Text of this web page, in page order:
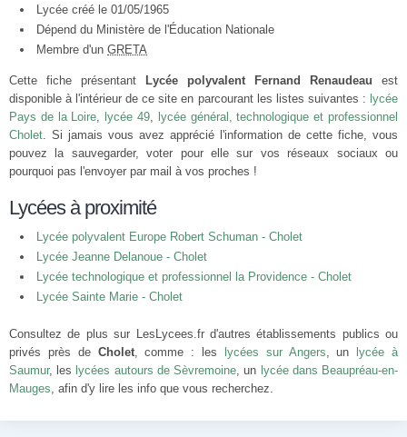
Lycée créé le 01/05/1965
Dépend du Ministère de l'Éducation Nationale
Membre d'un GRETA
Cette fiche présentant Lycée polyvalent Fernand Renaudeau est
disponible à l'intérieur de ce site en parcourant les listes suivantes : lycée
Pays de la Loire, lycée 49, lycée général, technologique et professionnel
Cholet. Si jamais vous avez apprécié l'information de cette fiche, vous
pouvez la sauvegarder, voter pour elle sur vos réseaux sociaux ou
pourquoi pas l'envoyer par mail à vos proches !
Lycées à proximité
Lycée polyvalent Europe Robert Schuman - Cholet
Lycée Jeanne Delanoue - Cholet
Lycée technologique et professionnel la Providence - Cholet
Lycée Sainte Marie - Cholet
Consultez de plus sur LesLycees.fr d'autres établissements publics ou
privés près de Cholet, comme : les lycées sur Angers, un
lycée à
Saumur, les lycées autours de Sèvremoine, un lycée dans Beaupréau-en-
Mauges, afin d'y lire les info que vous recherchez.